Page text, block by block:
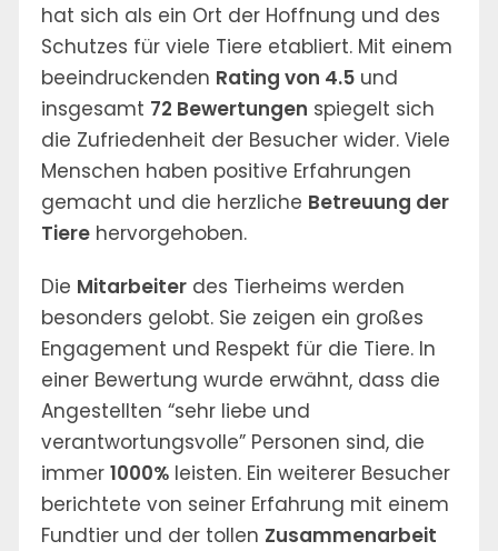
hat sich als ein Ort der Hoffnung und des
Schutzes für viele Tiere etabliert. Mit einem
beeindruckenden Rating von 4.5 und
insgesamt 72 Bewertungen spiegelt sich
die Zufriedenheit der Besucher wider. Viele
Menschen haben positive Erfahrungen
gemacht und die herzliche Betreuung der
Tiere hervorgehoben.
Die Mitarbeiter des Tierheims werden
besonders gelobt. Sie zeigen ein großes
Engagement und Respekt für die Tiere. In
einer Bewertung wurde erwähnt, dass die
Angestellten “sehr liebe und
verantwortungsvolle” Personen sind, die
immer 1000% leisten. Ein weiterer Besucher
berichtete von seiner Erfahrung mit einem
Fundtier und der tollen Zusammenarbeit